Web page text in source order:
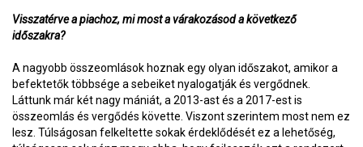
Visszatérve a piachoz, mi most a várakozásod a következő
időszakra?
A nagyobb összeomlások hoznak egy olyan időszakot, amikor a
befektetők többsége a sebeiket nyalogatják és vergődnek.
Láttunk már két nagy mániát, a 2013-ast és a 2017-est is
összeomlás és vergődés követte. Viszont szerintem most nem ez
lesz. Túlságosan felkeltette sokak érdeklődését ez a lehetőség,